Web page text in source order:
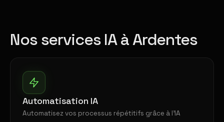
Nos services IA à Ardentes
Automatisation IA
Automatisez vos processus répétitifs grâce à l'IA